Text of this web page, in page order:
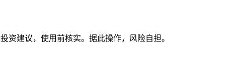
资建议，使用前核实。据此操作，风险自担。